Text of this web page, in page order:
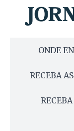
ONDE
RECEBA